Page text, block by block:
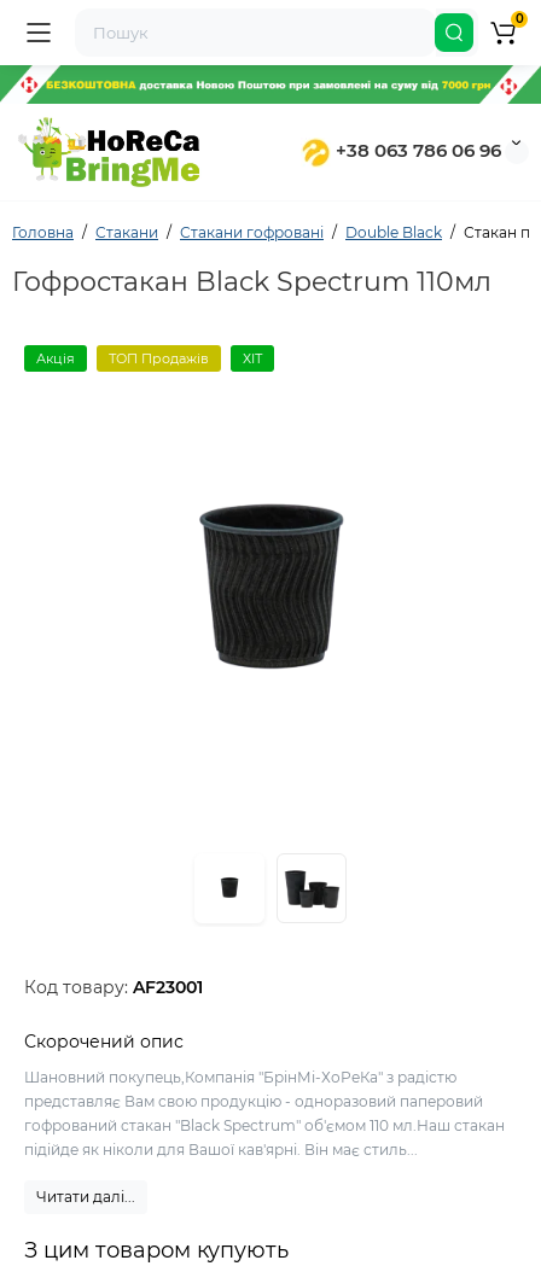
+38 063 786 06 96
0
Головна Стакани Стакани гофровані Double Black Стакан
Гофростакан Black Spectrum 110мл
Акція ТОП Продажів ХІТ
Код товару: AF23001
Скорочений опис
Шановний покупець,Компанія "БрінМі-ХоРеКа" з радістю
представляє Вам свою продукцію - одноразовий паперовий
гофрований стакан "Black Spectrum" об'ємом 110 мл.Наш стакан
підійде як ніколи для Вашої кав'ярні. Він має стиль...
Читати далі...
З цим товаром купують